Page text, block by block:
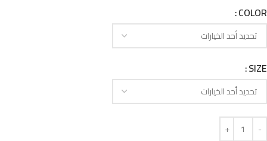
COLOR
SIZE